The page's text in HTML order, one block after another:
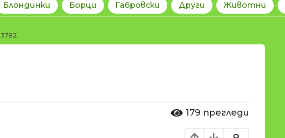
Блондинки Борци Габровски Други Животни
3782
179 прегледи